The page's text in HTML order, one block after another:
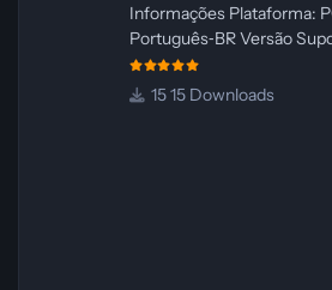
Informações Plataforma:
Português‑BR Versão
Suportado: Inglês
Atualização: 24/04/2025
15 Downloads